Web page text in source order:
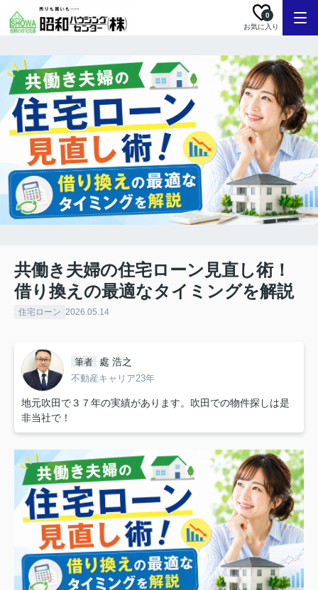
お気に入り
0
共働き夫婦の住宅ローン見直し術！
借り換えの最適なタイミングを解説
住宅ローン 2026.05.14
筆者 處 浩之
不動産キャリア23年
地元吹田で３７年の実績があります。吹田での物件探しは是
非当社で！